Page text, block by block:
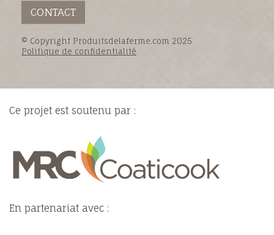
CONTACT
© Copyright Produitsdelaferme.com 2025
Politique de confidentialité
Ce projet est soutenu par :
En partenariat avec :